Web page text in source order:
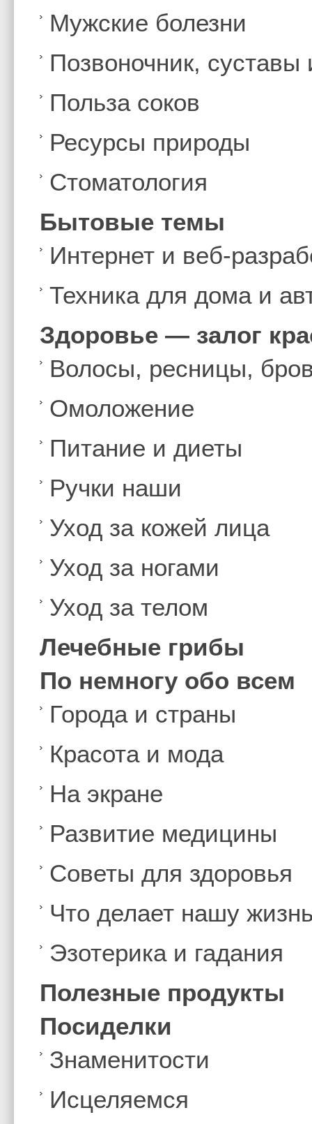
Мужские болезни
Позвоночник,
Польза соков
Ресурсы природы
Стоматология
Бытовые темы
Интернет и веб-
Техника для дома и
Здоровье — залог
Волосы, ресницы,
Омоложение
Питание и диеты
Ручки наши
Уход за кожей лица
Уход за ногами
Уход за телом
Лечебные грибы
По немногу обо всем
Города и страны
Красота и мода
На экране
Развитие медицины
Советы для здоровья
Что делает нашу
Эзотерика и гадания
Полезные продукты
Посиделки
Знаменитости
Иcцеляемся